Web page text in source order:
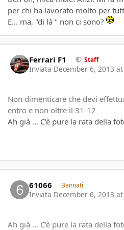
per chi ha lavorato molto per
E... ma, "di là " non ci sono?
Ferrari F1 Staff
Inviata December 6, 2013
Non dimenticare che devi
entro e non oltre il 31-12
Ah già ... C'è pure la rata della
61066 Bannati
Inviata December 6, 2013
Ah già ... C'è pure la rata della